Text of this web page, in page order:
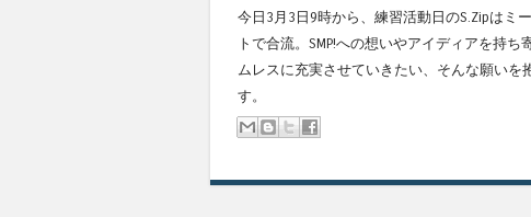
今日3月3日9時から、練習活動日のS.Zipはミ
トで合流。SMP!への想いやアイディアを持
ムレスに充実させていきたい、そんな願い
す。